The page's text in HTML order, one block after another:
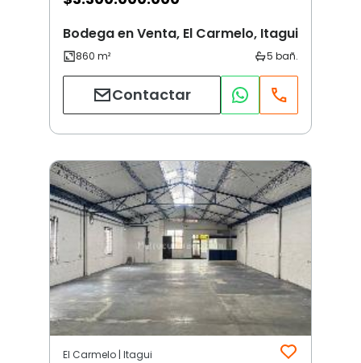
Bodega en Venta, El Carmelo, Itagui
Contactar
El Carmelo | Itagui